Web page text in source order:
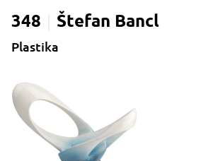
348 Štefan Bancl
Plastika